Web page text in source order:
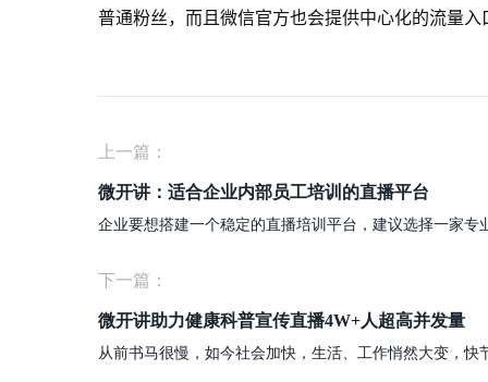
普通粉丝，而且微信官方也会提供中心化的流量
上一篇：
微开讲：适合企业内部员工培训的直播平台
下一篇：
微开讲助力健康科普宣传直播4W+人超高并发量